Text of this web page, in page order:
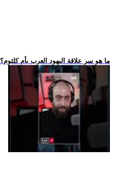
.. ما هو سر علاقة اليهود العرب بأم كلثوم؟